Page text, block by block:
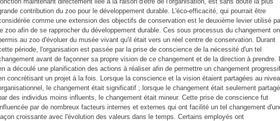
contribution du zoo pour le développement durable. L'éco-efficacité, qui pourrait être
comme une extension des objectifs de conservation est le deuxième levier utilisé
le zoo afin de se rapprocher du développement durable. Ces sous processus du changement
au zoo d'évoluer du musée vivant qu'il était vers un réel centre de conservation. Durant
période, l'organisation est passée par la prise de conscience de la nécessité d'un tel
avant de façonner sa propre vision de ce changement et de la direction à prendre. Il
a découlé une planification des actions à réaliser afin de permettre un changement
concrétisant un projet à la fois. Lorsque la conscience et la vision étaient partagées au
le changement était significatif ; lorsque le changement était seulement partagé
des individus moins influents, le changement était mineur. Cette prise de conscience fut
par de nombreux facteurs internes et externes qui ont facilité un tel changement
croissante avec l'évolution des valeurs dans le temps. Certains employés ont